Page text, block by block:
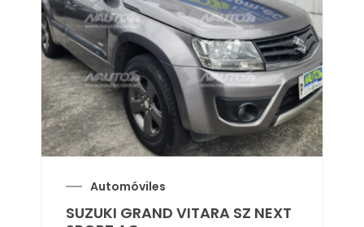
Automóviles
SUZUKI GRAND VITARA SZ NEXT